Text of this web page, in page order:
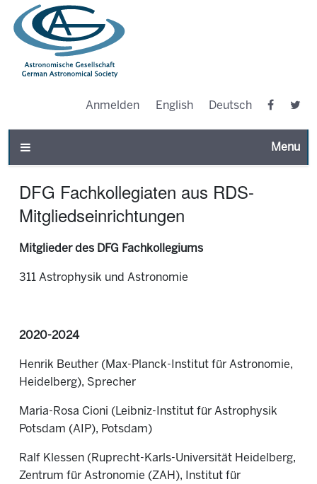
Anmelden English Deutsch
Toggle
DFG Fachkollegiaten aus RDS-
Mitgliedseinrichtungen
Mitglieder des DFG Fachkollegiums
311 Astrophysik und Astronomie
2020-2024
Henrik Beuther (Max-Planck-Institut für Astronomie,
Heidelberg), Sprecher
Maria-Rosa Cioni ( Leibniz-Institut für Astrophysik
Potsdam (AIP), Potsdam)
Ralf Klessen ( Ruprecht-Karls-Universität Heidelberg,
Zentrum für Astronomie (ZAH), Institut für